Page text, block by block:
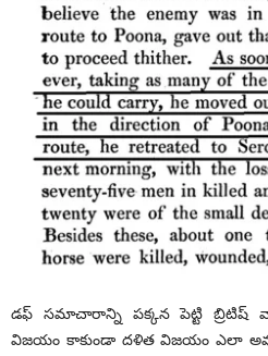
డఫ్ సమాచారాన్ని పక్కన పెట్టి బ్రిటిష్
విజయం కాకుండా దళిత విజయం ఎలా